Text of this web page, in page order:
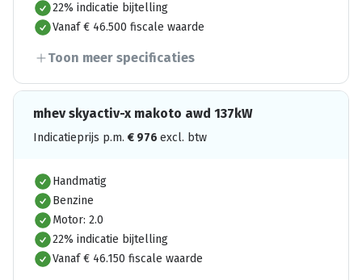
22% indicatie bijtelling
Vanaf € 46.500 fiscale waarde
Toon meer specificaties
mhev skyactiv-x makoto awd 137kW
Indicatieprijs p.m. € 976 excl. btw
Handmatig
Benzine
Motor: 2.0
22% indicatie bijtelling
Vanaf € 46.150 fiscale waarde